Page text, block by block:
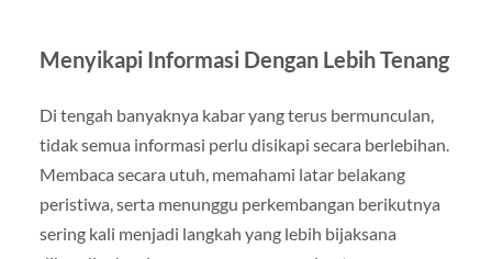
Menyikapi Informasi Dengan Lebih Tenang
Di tengah banyaknya kabar yang terus bermunculan,
tidak semua informasi perlu disikapi secara berlebihan.
Membaca secara utuh, memahami latar belakang
peristiwa, serta menunggu perkembangan berikutnya
sering kali menjadi langkah yang lebih bijaksana